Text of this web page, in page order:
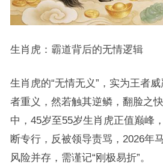
生肖虎：霸道背后的无情逻辑
生肖虎的“无情无义”，实为王者
者重义，然若触其逆鳞，翻脸之
中，45岁至55岁生肖虎正值巅峰
断专行，反被领导责骂，2026年
风险并存，需谨记“刚极易折”。